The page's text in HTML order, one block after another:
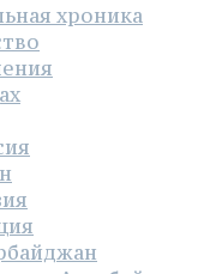
хроника